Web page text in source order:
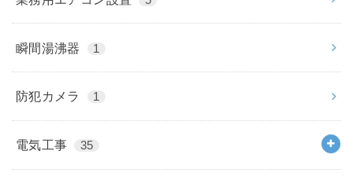
瞬間湯沸器 1
防犯カメラ 1
電気工事 35